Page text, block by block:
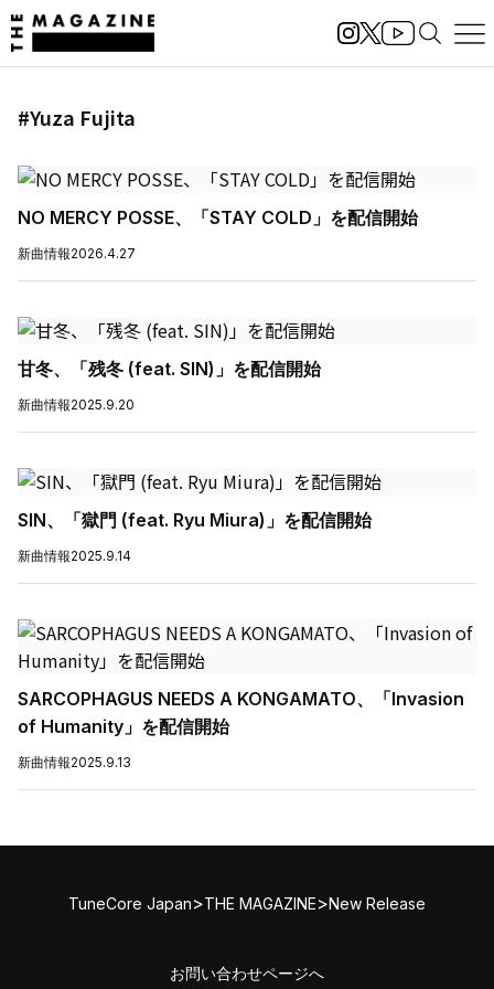
#Yuza Fujita
NO MERCY POSSE、「STAY COLD」を配信開始
新曲情報2026.4.27
甘冬、「残冬 (feat. SIN)」を配信開始
新曲情報2025.9.20
SIN、「獄門 (feat. Ryu Miura)」を配信開始
新曲情報2025.9.14
SARCOPHAGUS NEEDS A KONGAMATO、「Invasion
of Humanity」を配信開始
新曲情報2025.9.13
TuneCore Japan>THE MAGAZINE>New Release
お問い合わせページへ